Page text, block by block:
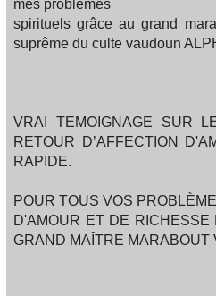
mes problèmes
spirituels grâce au grand
suprême du culte vaudoun
VRAI TEMOIGNAGE SUR
RETOUR D’AFFECTION
RAPIDE.
POUR TOUS VOS
D'AMOUR ET DE
GRAND MAÎTRE MARABOUT